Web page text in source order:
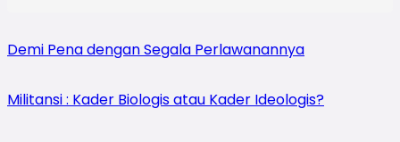
Demi Pena dengan Segala Perlawanannya
Militansi : Kader Biologis atau Kader Ideologis?